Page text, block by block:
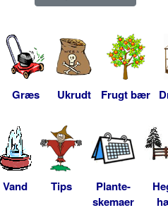
Græs Ukrudt Frugt bær
Vand Tips
Plante-
skemaer